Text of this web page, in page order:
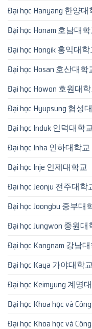
Đại học Hanyang 한양
Đại học Honam 호남대
Đại học Hongik 홍익대
Đại học Hosan 호산대학
Đại học Howon 호원대
Đại học Hyupsung 협성
Đại học Induk 인덕대학
Đại học Inha 인하대학교
Đại học Inje 인제대학교
Đại học Jeonju 전주대학
Đại học Joongbu 중부대
Đại học Jungwon 중원대
Đại học Kangnam 강남
Đại học Kaya 가야대학교
Đại học Keimyung 계명
Đại học Khoa học và
Đại học Khoa học và